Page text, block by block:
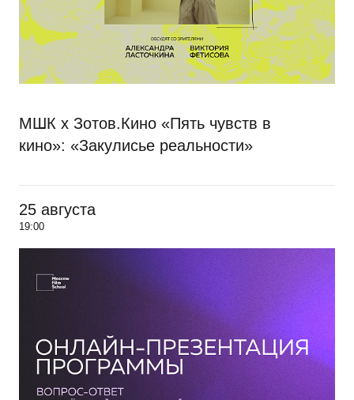
МШК х Зотов.Кино «Пять чувств в
кино»: «Закулисье реальности»
25 августа
19:00